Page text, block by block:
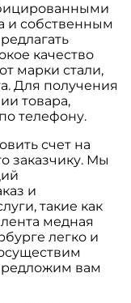
и собственным
качество
марки стали,
Для получения
товара,
телефону.
счет на
заказчику. Мы
и
такие как
лента медная
легко и
вам